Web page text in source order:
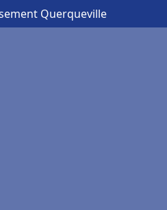
Querqueville